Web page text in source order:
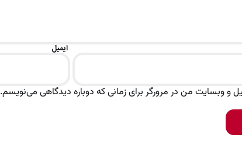
ایمیل
و وبسایت من در مرورگر برای زمانی که دوباره دیدگاهی می‌نویسم.